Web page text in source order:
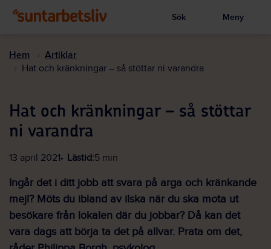
huvudinnehållet
Visa sökruta
Sök Meny
Hem Artiklar
Hat och kränkningar – så stöttar ni varandra
Hat och kränkningar – så stöttar
ni varandra
13 april 2021 Lästid:5 min
Ingår det i ditt jobb att svara på arga och kränkande
mejl? Möts du ibland av ilska när du ska mota ut
besökare från lokalen där du jobbar? Då kan det
vara dags att börja ta det på allvar. Prata om det,